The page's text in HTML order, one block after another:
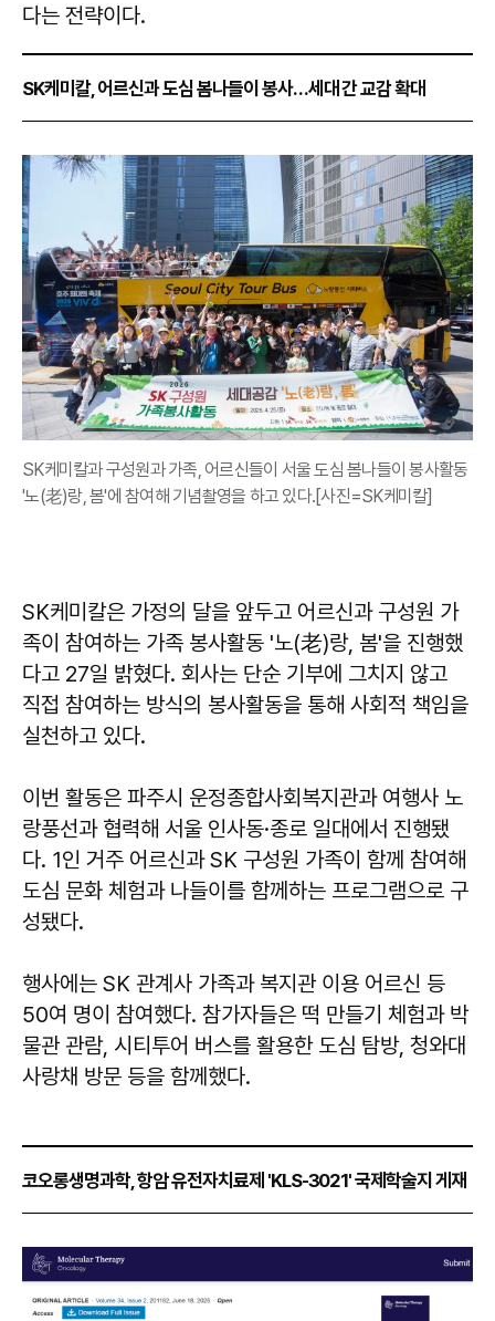
다는 전략이다.
SK케미칼, 어르신과 도심 봄나들이 봉사…세대 간 교감 확대
SK케미칼과 구성원과 가족, 어르신들이 서울 도심 봄나들이 봉사활동
'노(老)랑, 봄'에 참여해 기념촬영을 하고 있다.[사진=SK케미칼]
SK케미칼은 가정의 달을 앞두고 어르신과 구성원 가
족이 참여하는 가족 봉사활동 '노(老)랑, 봄'을 진행했
다고 27일 밝혔다. 회사는 단순 기부에 그치지 않고
직접 참여하는 방식의 봉사활동을 통해 사회적 책임을
실천하고 있다.
이번 활동은 파주시 운정종합사회복지관과 여행사 노
랑풍선과 협력해 서울 인사동·종로 일대에서 진행됐
다. 1인 거주 어르신과 SK 구성원 가족이 함께 참여해
도심 문화 체험과 나들이를 함께하는 프로그램으로 구
성됐다.
행사에는 SK 관계사 가족과 복지관 이용 어르신 등
50여 명이 참여했다. 참가자들은 떡 만들기 체험과 박
물관 관람, 시티투어 버스를 활용한 도심 탐방, 청와대
사랑채 방문 등을 함께했다.
코오롱생명과학, 항암 유전자치료제 'KLS-3021' 국제학술지 게재